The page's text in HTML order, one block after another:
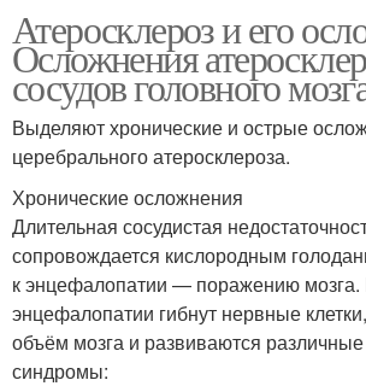
Атеросклероз и его
Осложнения
сосудов головного
Выделяют хронические и острые
церебрального атеросклероза.
Хронические осложнения
Длительная сосудистая
сопровождается кислородным
к энцефалопатии — поражению
энцефалопатии гибнут нервные
объём мозга и развиваются
синдромы: